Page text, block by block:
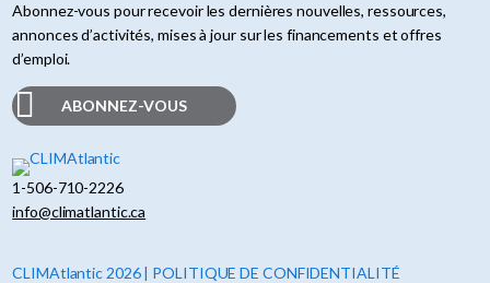
Abonnez-vous pour recevoir les dernières nouvelles, ressources,
annonces d’activités, mises à jour sur les financements et offres
d’emploi.
ABONNEZ-VOUS
1-506-710-2226
info@climatlantic.ca
CLIMAtlantic 2026 | POLITIQUE DE CONFIDENTIALITÉ